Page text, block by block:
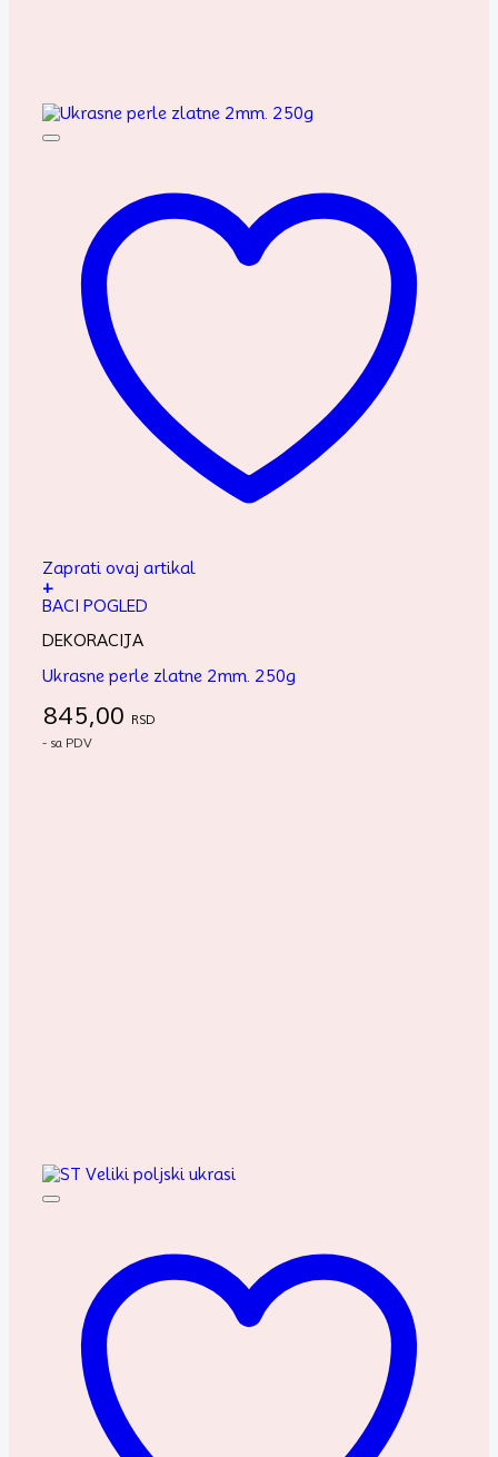
Zaprati ovaj artikal
+
BACI POGLED
DEKORACIJA
Ukrasne perle zlatne 2mm. 250g
845,00 RSD
- sa PDV